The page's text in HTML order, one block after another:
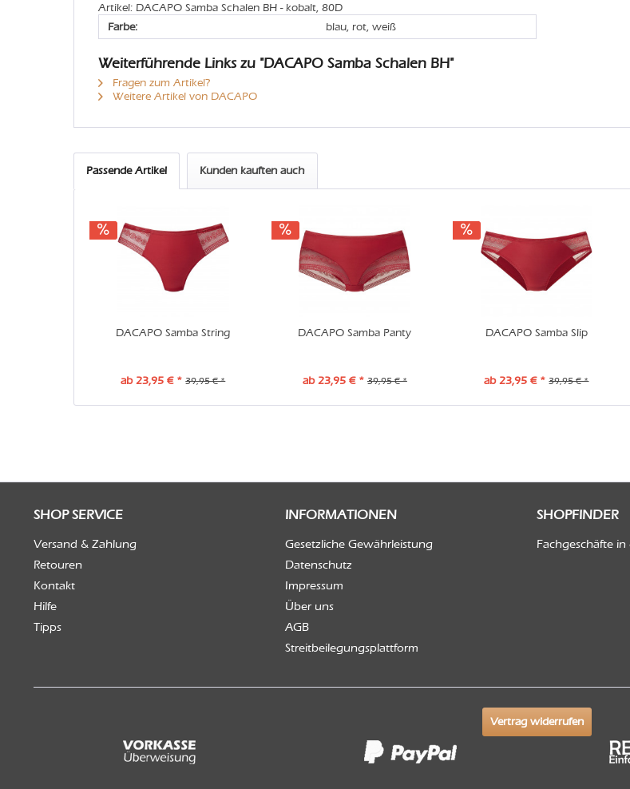
Artikel: DACAPO Samba Schalen BH - kobalt, 80D
Farbe:
blau, rot, weiß
Weiterführende Links zu "DACAPO Samba Schalen BH"
Fragen zum Artikel?
Weitere Artikel von DACAPO
Passende Artikel Kunden kauften auch
DACAPO Samba String
ab 23,95 € * 39,95 € *
DACAPO Samba Panty
ab 23,95 € * 39,95 € *
DACAPO Samba Slip
ab 23,95 € * 39,95 € *
SHOP SERVICE
Versand & Zahlung
Retouren
Kontakt
Hilfe
Tipps
INFORMATIONEN
Gesetzliche Gewährleistung
Datenschutz
Impressum
Über uns
AGB
Streitbeilegungsplattform
SHOPFINDER
Fachgeschäfte
Vertrag widerrufen